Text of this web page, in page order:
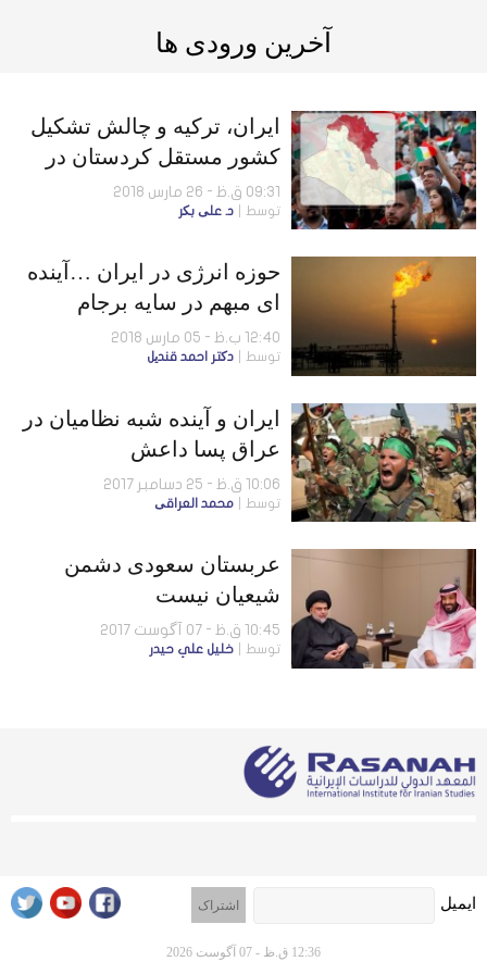
آخرین ورودی ها
ایران، ترکیه و چالش تشکیل
کشور مستقل کردستان در
شمال عراق
09:31 ق.ظ - 26 مارس 2018
توسط د. علی بکر
حوزه انرژی در ایران …آینده
ای مبهم در سایه برجام
12:40 ب.ظ - 05 مارس 2018
توسط دکتر احمد قندیل
ایران و آینده شبه نظامیان در
عراق پسا داعش
10:06 ق.ظ - 25 دسامبر 2017
توسط محمد العراقی
عربستان سعودی دشمن
شیعیان نیست
10:45 ق.ظ - 07 آگوست 2017
توسط خليل علي حيدر
ایمیل
12:36 ق.ظ - 07 آگوست 2026